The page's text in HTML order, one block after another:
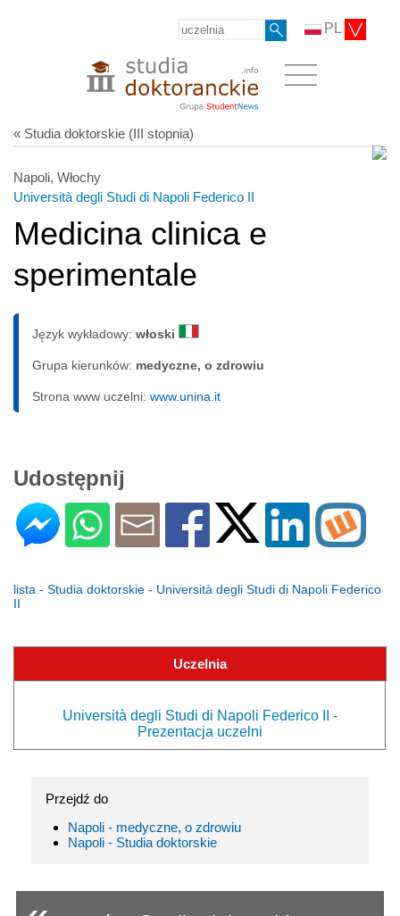
PL
« Studia doktorskie (III stopnia)
Napoli, Włochy
Università degli Studi di Napoli Federico II
Medicina clinica e
sperimentale
Język wykładowy: włoski
Grupa kierunków: medyczne, o zdrowiu
Strona www uczelni: www.unina.it
Udostępnij
lista - Studia doktorskie - Università degli Studi di Napoli Federico
II
Uczelnia
Università degli Studi di Napoli Federico II -
Prezentacja uczelni
Przejdź do
Napoli - medyczne, o zdrowiu
Napoli - Studia doktorskie